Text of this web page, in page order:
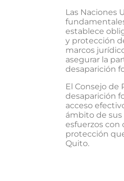
Las Naciones
establece
y protección
marcos
asegurar la
desaparición
El Consejo
desaparición
acceso
ámbito de sus
esfuerzos con
protección
Quito.